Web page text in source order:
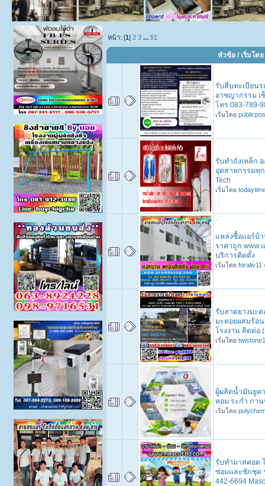
หน้า: [1]2 3 ...51
หัวข้อ / เริ่มโดย
รับสืบทะเบียน
อาชญากรรม เ
โทร 083-789-
เริ่มโดย
รับทำถังเหล็ก
อุตสาหกรรมทุ
Tech
เริ่มโดย
แหล่งซื้อแอร์บ้
ราคาถูก www.
บริการติดตั้ง
เริ่มโดย foraliv11
รับลาดยางมะ
มะตอยผสมร้อ
โรงงาน ติดต่อ
เริ่มโดย twistone1
ผู้ผลิตน้ำมันยูค
หอม ระกำ กา
เริ่มโดย
รับทำมาสคอต
ซ่อมและซักชุด
442-6694